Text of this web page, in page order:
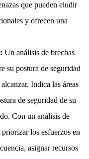
que pueden eludir
y ofrecen una
Un análisis de brechas
su postura de seguridad
Indica las áreas
de seguridad de su
Con un análisis de
los esfuerzos en
asignar recursos